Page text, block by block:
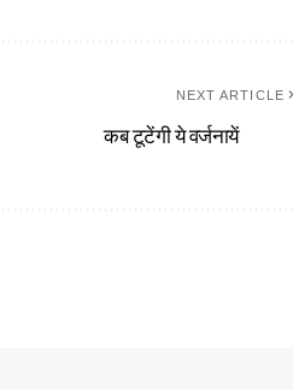
NEXT ARTICLE
कब टूटेंगी ये वर्जनायें